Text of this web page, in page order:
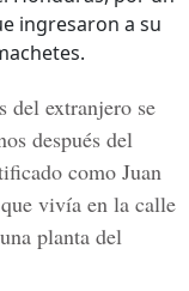
ingresaron a su
del extranjero se
después del
como Juan
vivía en la calle
planta del